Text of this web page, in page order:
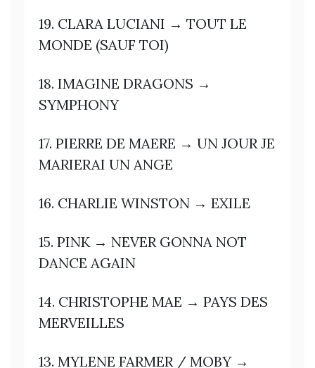
19. CLARA LUCIANI → TOUT LE
MONDE (SAUF TOI)
18. IMAGINE DRAGONS →
SYMPHONY
17. PIERRE DE MAERE → UN JOUR JE
MARIERAI UN ANGE
16. CHARLIE WINSTON → EXILE
15. PINK → NEVER GONNA NOT
DANCE AGAIN
14. CHRISTOPHE MAE → PAYS DES
MERVEILLES
13. MYLENE FARMER / MOBY →